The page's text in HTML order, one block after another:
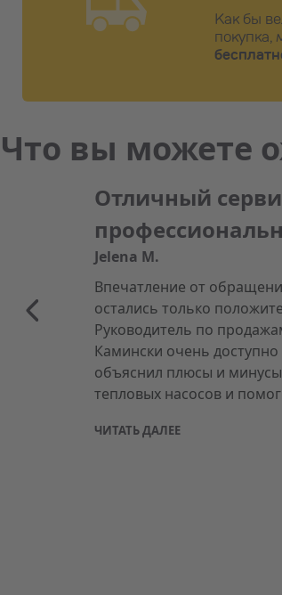
Как бы
Что вы можете
Отличный
Jelena M.
Впечатление от
остались только
Руководитель по
Камински очень доступно
объяснил плюсы и
тепловых насосов и
ЧИТАТЬ ДАЛЕЕ